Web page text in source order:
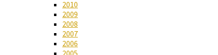
2010
2009
2008
2007
2006
2005